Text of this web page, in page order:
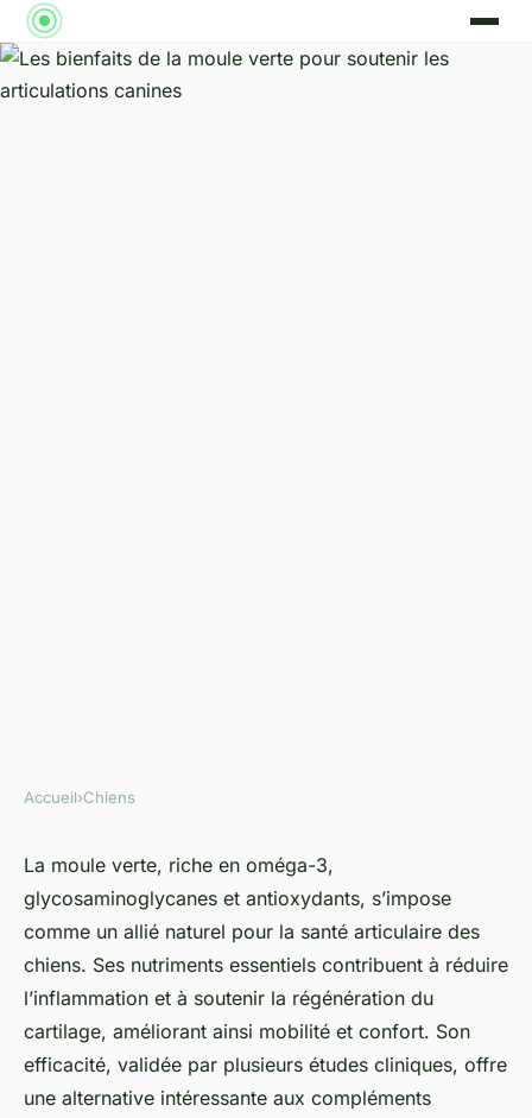
Les bienfaits de la moule verte
pour soutenir les articulations
canines
Eugénie•14/07/2025 19:06•10 min de lecture
Accueil›Chiens
La moule verte, riche en oméga-3,
glycosaminoglycanes et antioxydants, s’impose
comme un allié naturel pour la santé articulaire des
chiens. Ses nutriments essentiels contribuent à réduire
l’inflammation et à soutenir la régénération du
cartilage, améliorant ainsi mobilité et confort. Son
efficacité, validée par plusieurs études cliniques, offre
une alternative intéressante aux compléments